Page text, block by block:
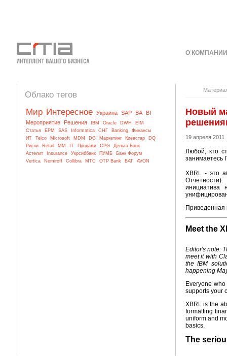
О
Облако тегов
Мир Интересное Украина SAP BA
BI
Мероприятие
Решения IBM Oracle DWH
EIM
Статья
EPM SAS Informatica СНГ Banking
Финансы
ИТ
Telco Microsoft MDM DG Маркетинг Киевстар
DQ
Риски
Retail MM IT Продажи CPG
Дельта Банк
Астелит
Insurance Укрсиббанк ПУМБ
Банк Форум
Vertica
Nemiroff Collibra МТС OTP Bank BAT AVON
Новый
19 апреля 2011
Любой, кто
занимаетесь
XBRL - это
инициатива
Приведенная
Meet the
Editor's note:
meet it with
the IBM
happening
Everyone
supports your
XBRL is the
formatting
uniform and
basics.
The